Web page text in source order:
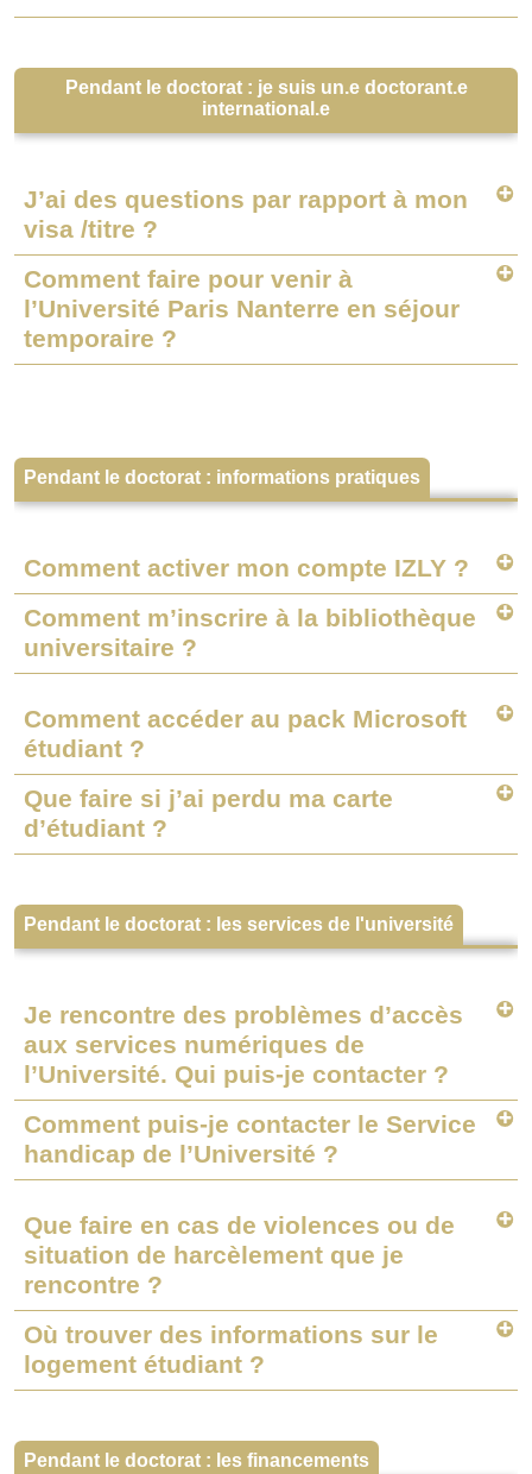
Pendant le doctorat : je suis un.e doctorant.e
international.e
J’ai des questions par rapport à mon
visa /titre ?
Comment faire pour venir à
l’Université Paris Nanterre en séjour
temporaire ?
Pendant le doctorat : informations pratiques
Comment activer mon compte IZLY ?
Comment m’inscrire à la bibliothèque
universitaire ?
Comment accéder au pack Microsoft
étudiant ?
Que faire si j’ai perdu ma carte
d’étudiant ?
Pendant le doctorat : les services de l'université
Je rencontre des problèmes d’accès
aux services numériques de
l’Université. Qui puis-je contacter ?
Comment puis-je contacter le Service
handicap de l’Université ?
Que faire en cas de violences ou de
situation de harcèlement que je
rencontre ?
Où trouver des informations sur le
logement étudiant ?
Pendant le doctorat : les financements